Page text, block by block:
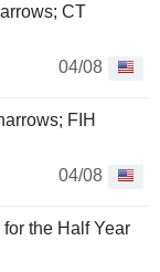
CT
04/08
FIH
04/08
the Half Year